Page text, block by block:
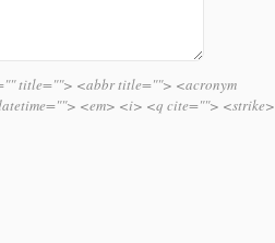
title=""> <abbr title=""> <acronym
<em> <i> <q cite=""> <strike>